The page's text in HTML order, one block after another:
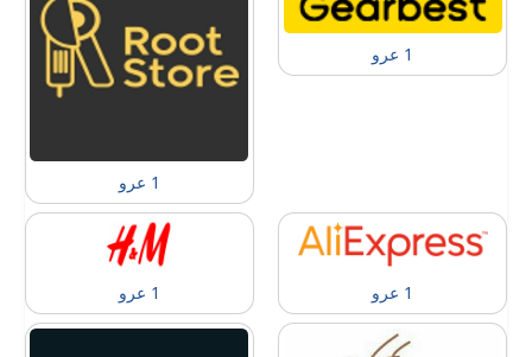
1 عرو
1 عرو
1 عرو 1 عرو